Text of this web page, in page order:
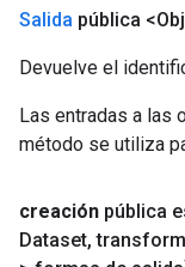
Salida pública
Devuelve el
Las entradas a las
método se utiliza
creación pública
Dataset,